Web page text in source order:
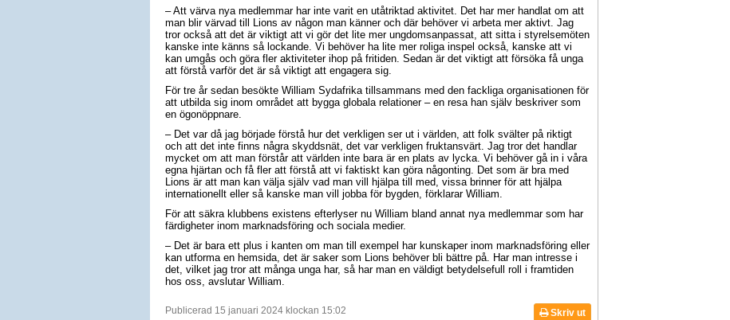
– Att värva nya medlemmar har inte varit en utåtriktad aktivitet. Det har mer handlat om att
man blir värvad till Lions av någon man känner och där behöver vi arbeta mer aktivt. Jag
tror också att det är viktigt att vi gör det lite mer ungdomsanpassat, att sitta i styrelsemöten
kanske inte känns så lockande. Vi behöver ha lite mer roliga inspel också, kanske att vi
kan umgås och göra fler aktiviteter ihop på fritiden. Sedan är det viktigt att försöka få unga
att förstå varför det är så viktigt att engagera sig.
För tre år sedan besökte William Sydafrika tillsammans med den fackliga organisationen för
att utbilda sig inom området att bygga globala relationer – en resa han själv beskriver som
en ögonöppnare.
– Det var då jag började förstå hur det verkligen ser ut i världen, att folk svälter på riktigt
och att det inte finns några skyddsnät, det var verkligen fruktansvärt. Jag tror det handlar
mycket om att man förstår att världen inte bara är en plats av lycka. Vi behöver gå in i våra
egna hjärtan och få fler att förstå att vi faktiskt kan göra någonting. Det som är bra med
Lions är att man kan välja själv vad man vill hjälpa till med, vissa brinner för att hjälpa
internationellt eller så kanske man vill jobba för bygden, förklarar William.
För att säkra klubbens existens efterlyser nu William bland annat nya medlemmar som har
färdigheter inom marknadsföring och sociala medier.
– Det är bara ett plus i kanten om man till exempel har kunskaper inom marknadsföring eller
kan utforma en hemsida, det är saker som Lions behöver bli bättre på. Har man intresse i
det, vilket jag tror att många unga har, så har man en väldigt betydelsefull roll i framtiden
hos oss, avslutar William.
Publicerad 15 januari 2024 klockan 15:02 Skriv ut